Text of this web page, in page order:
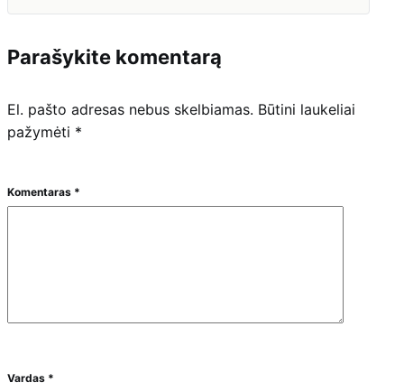
Parašykite komentarą
El. pašto adresas nebus skelbiamas. Būtini laukeliai
pažymėti *
Komentaras *
Vardas *